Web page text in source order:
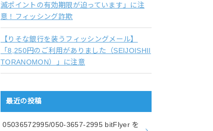
滅ポイントの有効期限が迫っています」に注
意！フィッシング詐欺
【りそな銀行を装うフィッシングメール】
「8,250円のご利用がありました（SEIJOISHII
TORANOMON）」に注意
最近の投稿
05036572995/050-3657-2995 bitFlyer を